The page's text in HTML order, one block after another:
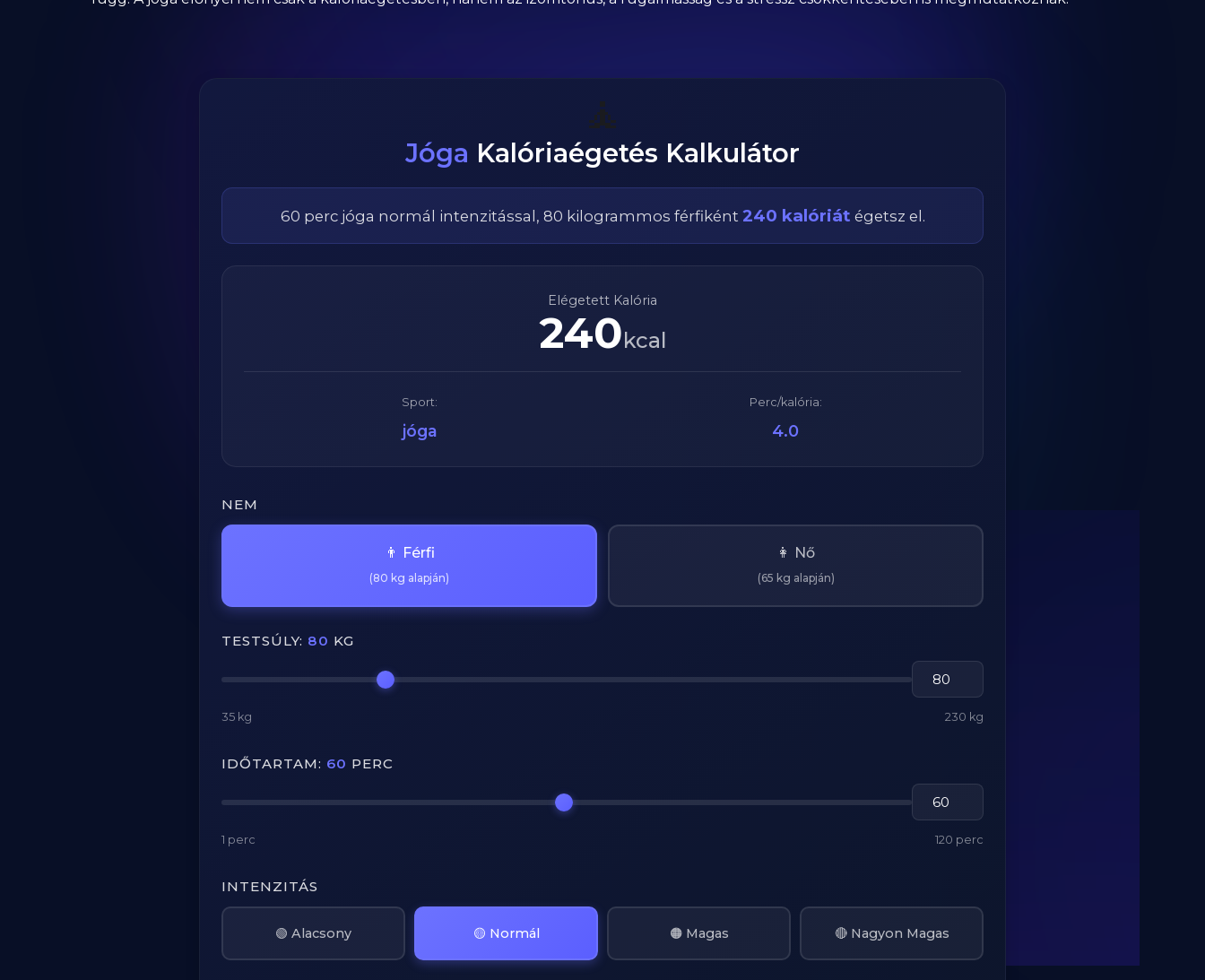
🧘
Jóga Kalóriaégetés Kalkulátor
60 perc jóga normál intenzitással, 80 kilogrammos férfi ként 240 kalóriát égetsz el.
Elégetett Kalória
240kcal
Sport:
jóga
Perc/kalória:
4.0
NEM
👨 Férfi
(80 kg alapján)
👩 Nő
(65 kg alapján)
TESTSÚLY: 80 KG
35 kg 230 kg
IDŐTARTAM: 60 PERC
1 perc 120 perc
INTENZITÁS
🟢 Alacsony 🟡 Normál 🟠 Magas 🔴 Nagyon Magas